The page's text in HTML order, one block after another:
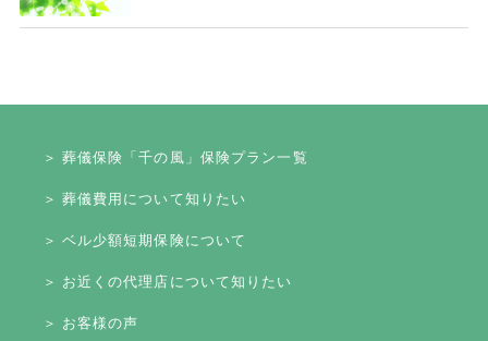
＞ 葬儀保険「千の風」保険プラン一覧
＞ 葬儀費用について知りたい
＞ ベル少額短期保険について
＞ お近くの代理店について知りたい
＞ お客様の声